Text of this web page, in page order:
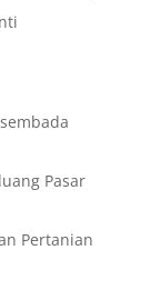
Pasar
Pertanian